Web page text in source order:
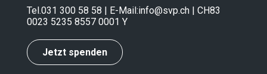
Tel.031 300 58 58 | E-Mail:info@svp.ch | CH83
0023 5235 8557 0001 Y
Jetzt spenden